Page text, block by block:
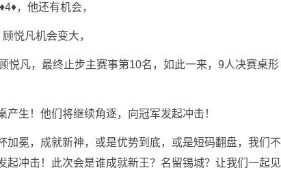
，他还有机会，
悦凡机会变大，
悦凡，最终止步主赛事第10名，如此一来，9人决赛桌形
生！他们将继续角逐，向冠军发起冲击！
加冕，成就新神，或是优势到底，或是短码翻盘，我们不
冲击！此次会是谁成就新王？名留锡城？让我们一起见